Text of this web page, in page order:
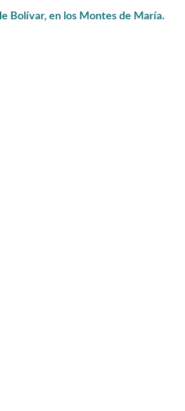
Bolívar, en los Montes de María.